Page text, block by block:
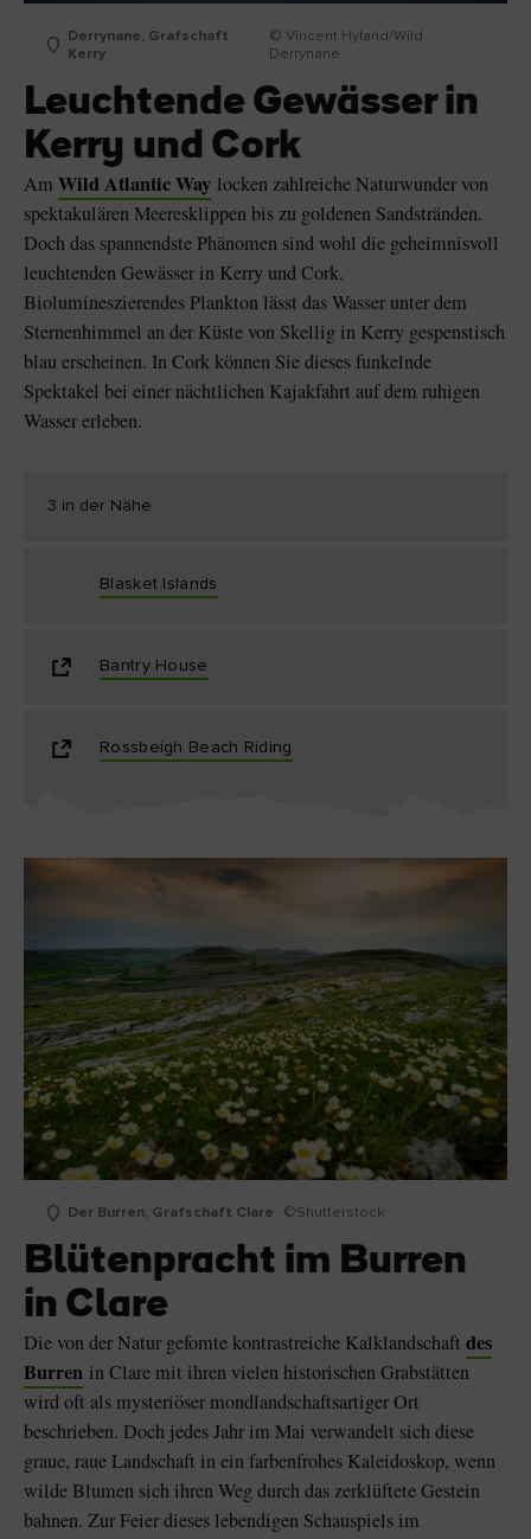
Derrynane, Grafschaft
Kerry
© Vincent Hyland/Wild
Derrynane
Leuchtende Gewässer in
Kerry und Cork
Am Wild Atlantic Way locken zahlreiche Naturwunder von
spektakulären Meeresklippen bis zu goldenen Sandstränden.
Doch das spannendste Phänomen sind wohl die geheimnisvoll
leuchtenden Gewässer in Kerry und Cork.
Biolumineszierendes Plankton lässt das Wasser unter dem
Sternenhimmel an der Küste von Skellig in Kerry gespenstisch
blau erscheinen. In Cork können Sie dieses funkelnde
Spektakel bei einer nächtlichen Kajakfahrt auf dem ruhigen
Wasser erleben.
3 in der Nähe
Blasket Islands
Bantry House
Rossbeigh Beach Riding
Der Burren, Grafschaft Clare ©Shutterstock
Blütenpracht im Burren
in Clare
Die von der Natur gefomte kontrastreiche Kalklandschaft des
Burren in Clare mit ihren vielen historischen Grabstätten
wird oft als mysteriöser mondlandschaftsartiger Ort
beschrieben. Doch jedes Jahr im Mai verwandelt sich diese
graue, raue Landschaft in ein farbenfrohes Kaleidoskop, wenn
wilde Blumen sich ihren Weg durch das zerklüftete Gestein
bahnen. Zur Feier dieses lebendigen Schauspiels im